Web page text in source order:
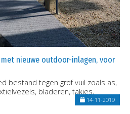
nieuwe outdoor-inlagen, voor
bestand tegen grof vuil zoals as,
bladeren, takjes,
14-11-2019